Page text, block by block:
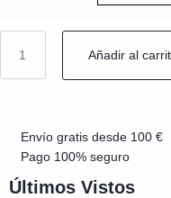
Añadir al
Envío gratis desde 100 €
Pago 100% seguro
Últimos Vistos